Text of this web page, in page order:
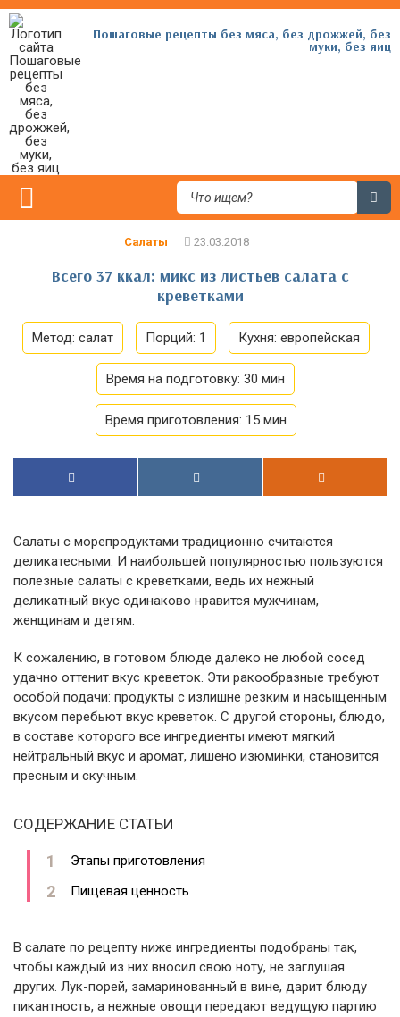
Пошаговые рецепты без мяса, без дрожжей, без
муки, без яиц
Салаты
Всего 37 ккал: микс из листьев салата с
креветками
Метод: салат Порций: 1 Кухня: европейская
Время на подготовку: 30 мин
Время приготовления: 15 мин
Салаты с морепродуктами традиционно считаются
деликатесными. И наибольшей популярностью пользуются
полезные салаты с креветками, ведь их нежный
деликатный вкус одинаково нравится мужчинам,
женщинам и детям.
К сожалению, в готовом блюде далеко не любой сосед
удачно оттенит вкус креветок. Эти ракообразные требуют
особой подачи: продукты с излишне резким и насыщенным
вкусом перебьют вкус креветок. С другой стороны, блюдо,
в составе которого все ингредиенты имеют мягкий
нейтральный вкус и аромат, лишено изюминки, становится
пресным и скучным.
СОДЕРЖАНИЕ СТАТЬИ
Этапы приготовления
Пищевая ценность
В салате по рецепту ниже ингредиенты подобраны так,
чтобы каждый из них вносил свою ноту, не заглушая
других. Лук-порей, замаринованный в вине, дарит блюду
пикантность, а нежные овощи передают ведущую партию